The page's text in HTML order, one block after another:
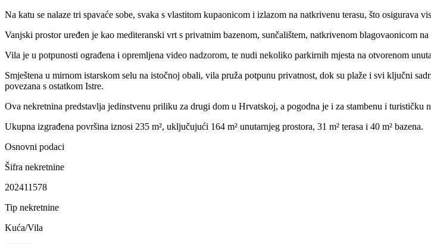
Na katu se nalaze tri spavaće sobe, svaka s vlastitom kupaonicom i izlazom na natkrivenu terasu, što osigurava
Vanjski prostor uređen je kao mediteranski vrt s privatnim bazenom, sunčalištem, natkrivenom blagovaonicom
Vila je u potpunosti ograđena i opremljena video nadzorom, te nudi nekoliko parkirnih mjesta na otvorenom
Smještena u mirnom istarskom selu na istočnoj obali, vila pruža potpunu privatnost, dok su plaže i svi ključni
povezana s ostatkom Istre.
Ova nekretnina predstavlja jedinstvenu priliku za drugi dom u Hrvatskoj, a pogodna je i za stambenu i turističku
Ukupna izgrađena površina iznosi 235 m², uključujući 164 m² unutarnjeg prostora, 31 m² terasa i 40 m² bazena.
Osnovni podaci
Šifra nekretnine
202411578
Tip nekretnine
Kuća/Vila